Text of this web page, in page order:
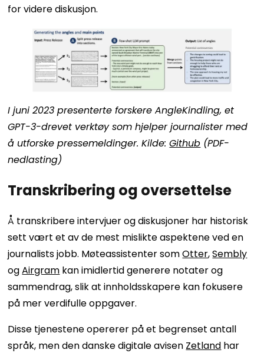
for videre diskusjon.
I juni 2023 presenterte forskere AngleKindling, et
GPT-3-drevet verktøy som hjelper journalister med
å utforske pressemeldinger. Kilde:Github (PDF-
nedlasting)
Transkribering og oversettelse
Å transkribere intervjuer og diskusjoner har historisk
sett vært et av de mest mislikte aspektene ved en
journalists jobb. Møteassistenter somOtter,Sembly
ogAirgram kan imidlertid generere notater og
sammendrag, slik at innholdsskapere kan fokusere
på mer verdifulle oppgaver.
Disse tjenestene opererer på et begrenset antall
språk, men den danske digitale avisen Zetland har